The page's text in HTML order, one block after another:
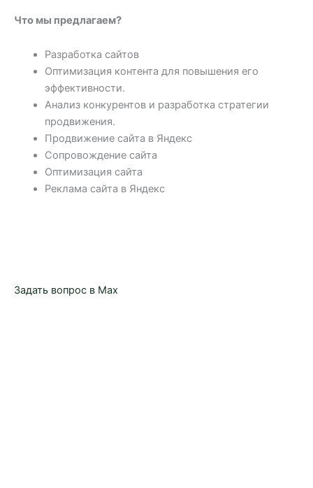
Что мы предлагаем?
Разработка сайтов
Оптимизация контента для повышения его
эффективности.
Анализ конкурентов и разработка стратегии
продвижения.
Продвижение сайта в Яндекс
Сопровождение сайта
Оптимизация сайта
Реклама сайта в Яндекс
Задать вопрос в Max